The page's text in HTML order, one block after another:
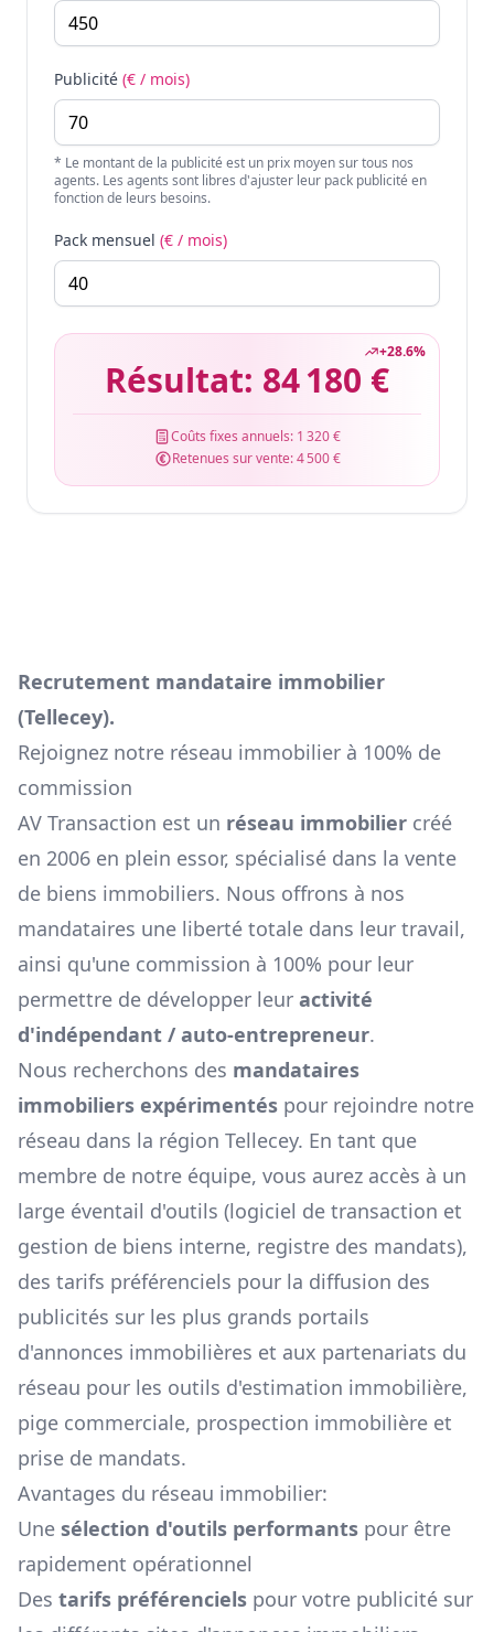
Publicité (€ / mois)
* Le montant de la publicité est un prix moyen sur tous nos
agents. Les agents sont libres d'ajuster leur pack publicité en
fonction de leurs besoins.
Pack mensuel (€ / mois)
+28.6%
Résultat: 84 180 €
Coûts fixes annuels: 1 320 €
Retenues sur vente:4 500 €
Recrutement mandataire immobilier
(Tellecey).
Rejoignez notre réseau immobilier à 100% de
commission
AV Transaction est un réseau immobilier créé
en 2006 en plein essor, spécialisé dans la vente
de biens immobiliers. Nous offrons à nos
mandataires une liberté totale dans leur travail,
ainsi qu'une commission à 100% pour leur
permettre de développer leur activité
d'indépendant / auto-entrepreneur.
Nous recherchons des mandataires
immobiliers expérimentés pour rejoindre notre
réseau dans la région Tellecey. En tant que
membre de notre équipe, vous aurez accès à un
large éventail d'outils (logiciel de transaction et
gestion de biens interne, registre des mandats),
des tarifs préférenciels pour la diffusion des
publicités sur les plus grands portails
d'annonces immobilières et aux partenariats du
réseau pour les outils d'estimation immobilière,
pige commerciale, prospection immobilière et
prise de mandats.
Avantages du réseau immobilier:
Une sélection d'outils performants pour être
rapidement opérationnel
Des tarifs préférenciels pour votre publicité sur